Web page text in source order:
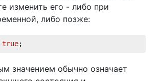
изменить его - либо при
либо позже:
true;
значением обычно означает